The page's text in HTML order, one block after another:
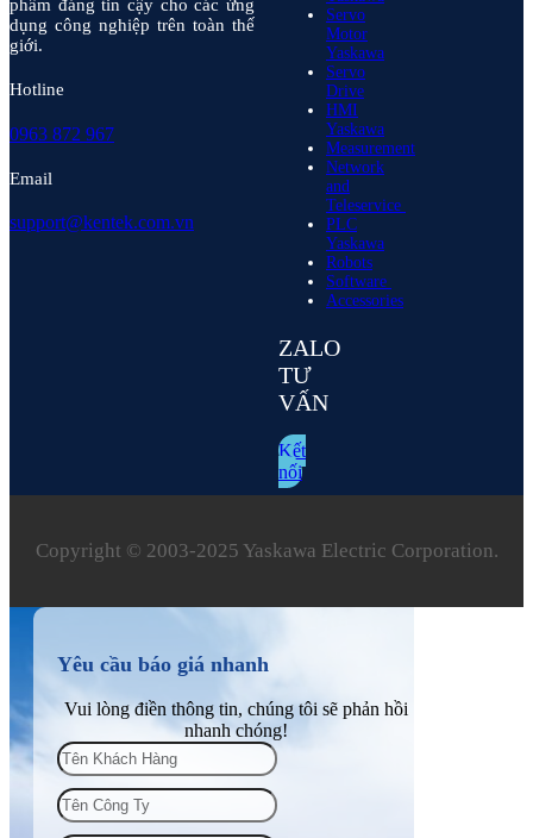
phẩm đáng tin cậy cho các ứng
dụng công nghiệp trên toàn thế
giới.
Hotline
0963 872 967
Email
support@kentek.com.vn
Servo
Motor
Yaskawa
Servo
Drive
HMI
Yaskawa
Measurement
Network
and
Teleservice
PLC
Yaskawa
Robots
Software
Accessories
ZALO
TƯ
VẤN
Kết
nối
Copyright © 2003‑2025 Yaskawa Electric Corporation.
Yêu cầu báo giá nhanh
Vui lòng điền thông tin, chúng tôi sẽ phản hồi
nhanh chóng!